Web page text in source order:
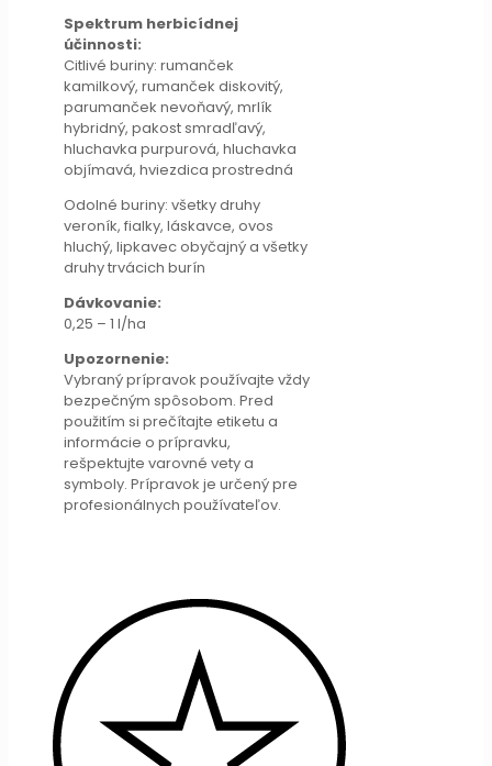
Spektrum herbicídnej
účinnosti:
Citlivé buriny: rumanček
kamilkový, rumanček diskovitý,
parumanček nevoňavý, mrlík
hybridný, pakost smradľavý,
hluchavka purpurová, hluchavka
objímavá, hviezdica prostredná
Odolné buriny: všetky druhy
veroník, fialky, láskavce, ovos
hluchý, lipkavec obyčajný a všetky
druhy trvácich burín
Dávkovanie:
0,25 – 1 l/ha
Upozornenie:
Vybraný prípravok používajte vždy
bezpečným spôsobom. Pred
použitím si prečítajte etiketu a
informácie o prípravku,
rešpektujte varovné vety a
symboly. Prípravok je určený pre
profesionálnych používateľov.